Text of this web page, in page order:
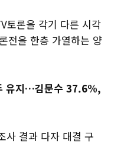
토론을 각기 다른 시각
전을 한층 가열하는 양
유지…김문수 37.6%,
사 결과 다자 대결 구